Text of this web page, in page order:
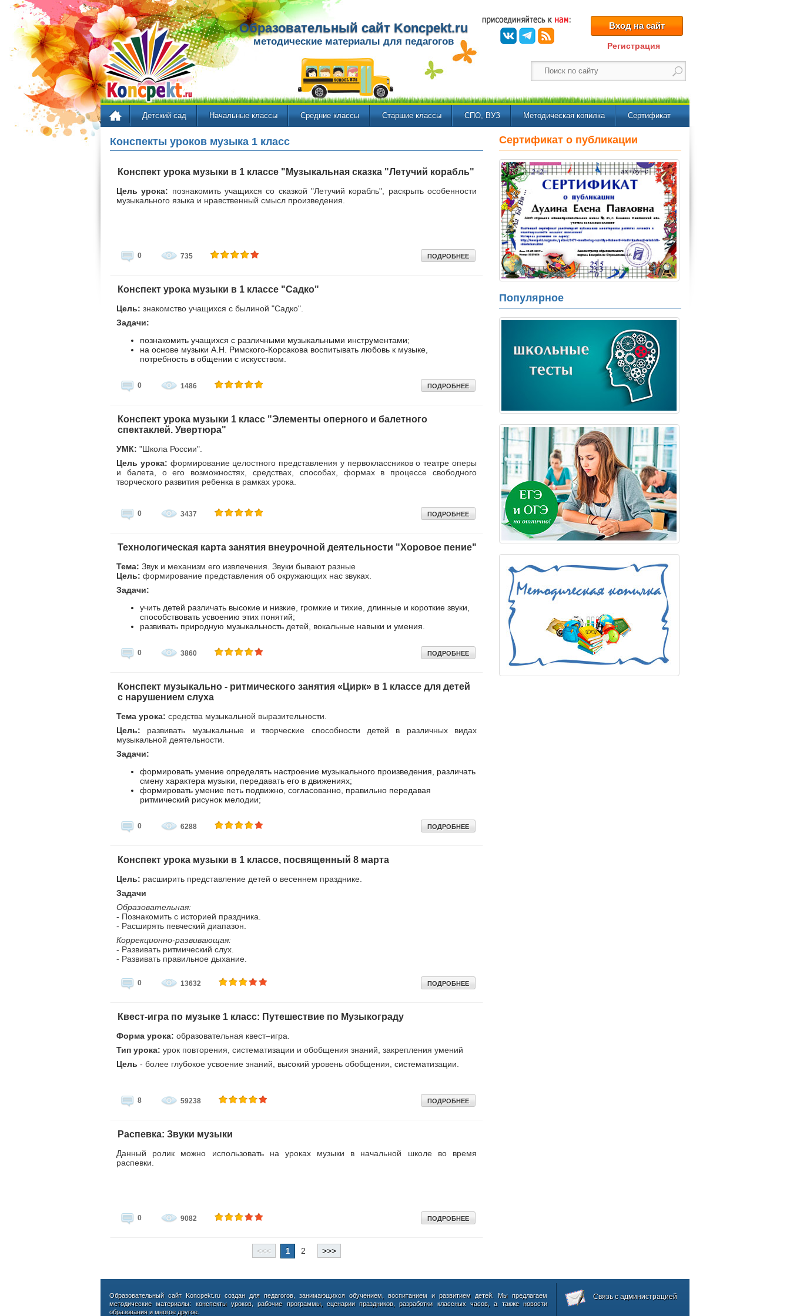
Образовательный сайт Koncpekt.ru
методические материалы для педагогов
Вход на сайт
Регистрация
Детский сад Начальные классы Средние классы Старшие классы СПО, ВУЗ Методическая копилка Сертификат
Конспекты уроков музыка 1 класс
Конспект урока музыки в 1 классе "Музыкальная сказка "Летучий корабль"
Цель урока: познакомить учащихся со сказкой "Летучий корабль", раскрыть особенности
музыкального языка и нравственный смысл произведения.
ПОДРОБНЕЕ
0 735
Конспект урока музыки в 1 классе "Садко"
Цель: знакомство учащихся с былиной "Садко".
Задачи:
познакомить учащихся с различными музыкальными инструментами;
на основе музыки А.Н. Римского-Корсакова воспитывать любовь к музыке,
потребность в общении с искусством.
ПОДРОБНЕЕ
0 1486
Конспект урока музыки 1 класс "Элементы оперного и балетного
спектаклей. Увертюра"
УМК: "Школа России".
Цель урока: формирование целостного представления у первоклассников о театре оперы
и балета, о его возможностях, средствах, способах, формах в процессе свободного
творческого развития ребенка в рамках урока.
ПОДРОБНЕЕ
0 3437
Технологическая карта занятия внеурочной деятельности "Хоровое пение"
Тема: Звук и механизм его извлечения. Звуки бывают разные
Цель: формирование представления об окружающих нас звуках.
Задачи:
учить детей различать высокие и низкие, громкие и тихие, длинные и короткие звуки,
способствовать усвоению этих понятий;
развивать природную музыкальность детей, вокальные навыки и умения.
ПОДРОБНЕЕ
0 3860
Конспект музыкально - ритмического занятия «Цирк» в 1 классе для детей
с нарушением слуха
Тема урока: средства музыкальной выразительности.
Цель: развивать музыкальные и творческие способности детей в различных видах
музыкальной деятельности.
Задачи:
формировать умение определять настроение музыкального произведения, различать
смену характера музыки, передавать его в движениях;
формировать умение петь подвижно, согласованно, правильно передавая
ритмический рисунок мелодии;
ПОДРОБНЕЕ
0 6288
Конспект урока музыки в 1 классе, посвященный 8 марта
Цель: расширить представление детей о весеннем празднике.
Задачи
Образовательная:
- Познакомить с историей праздника.
- Расширять певческий диапазон.
Коррекционно-развивающая:
- Развивать ритмический слух.
- Развивать правильное дыхание.
ПОДРОБНЕЕ
0 13632
Квест-игра по музыке 1 класс: Путешествие по Музыкограду
Форма урока: образовательная квест–игра.
Тип урока: урок повторения, систематизации и обобщения знаний, закрепления умений
Цель - более глубокое усвоение знаний, высокий уровень обобщения, систематизации.
ПОДРОБНЕЕ
8 59238
Распевка: Звуки музыки
Данный ролик можно использовать на уроках музыки в начальной школе во время
распевки.
ПОДРОБНЕЕ
0 9082
<<< 1 2 >>>
Сертификат о публикации
Популярное
Образовательный сайт Koncpekt.ru создан для педагогов, занимающихся обучением, воспитанием и развитием детей. Мы предлагаем
методические материалы: конспекты уроков, рабочие программы, сценарии праздников, разработки классных часов, а также новости
образования и многое другое.
Связь с администрацией